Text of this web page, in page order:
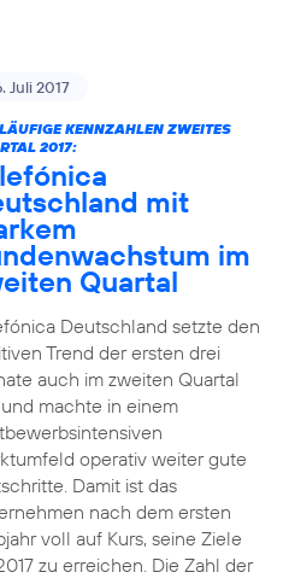
Juli 2017
KENNZAHLEN ZWEITES
2017:
mit
im
Quartal
Deutschland setzte den
Trend der ersten drei
auch im zweiten Quartal
machte in einem
operativ weiter gute
Damit ist das
nach dem ersten
voll auf Kurs, seine Ziele
zu erreichen. Die Zahl der